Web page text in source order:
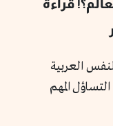
قراءة
العربية
المهم